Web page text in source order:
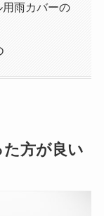
雨カバーの
方が良い